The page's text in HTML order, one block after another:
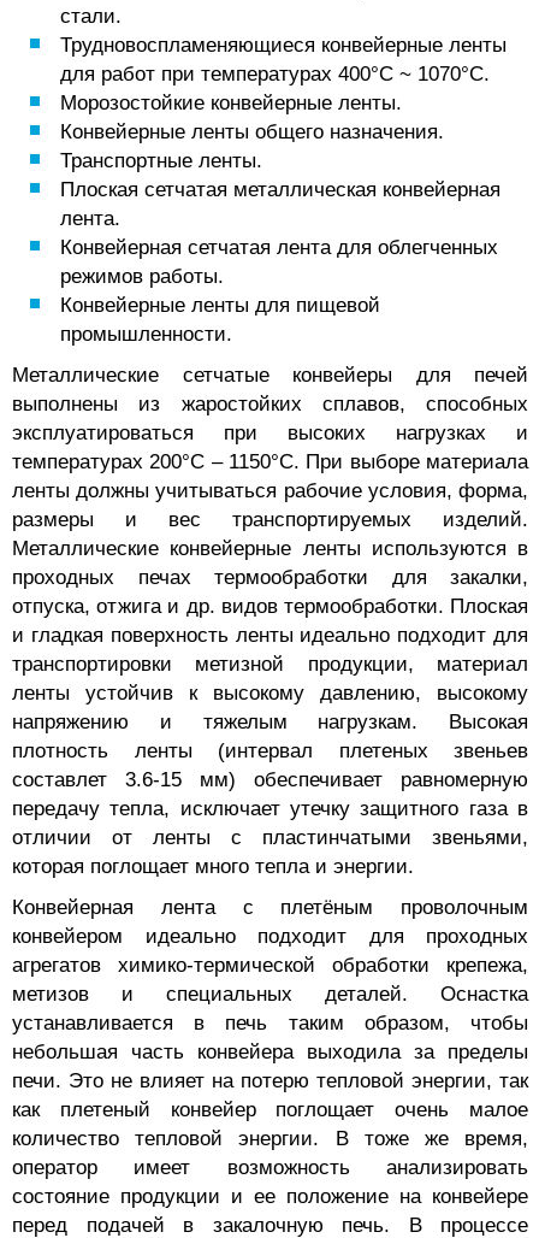
стали.
Трудновоспламеняющиеся конвейерные ленты
для работ при температурах 400°C ~ 1070°C.
Морозостойкие конвейерные ленты.
Конвейерные ленты общего назначения.
Транспортные ленты.
Плоская сетчатая металлическая конвейерная
лента.
Конвейерная сетчатая лента для облегченных
режимов работы.
Конвейерные ленты для пищевой
промышленности.
Металлические сетчатые конвейеры для печей
выполнены из жаростойких сплавов, способных
эксплуатироваться при высоких нагрузках и
температурах 200°C – 1150°C. При выборе материала
ленты должны учитываться рабочие условия, форма,
размеры и вес транспортируемых изделий.
Металлические конвейерные ленты используются в
проходных печах термообработки для закалки,
отпуска, отжига и др. видов термообработки. Плоская
и гладкая поверхность ленты идеально подходит для
транспортировки метизной продукции, материал
ленты устойчив к высокому давлению, высокому
напряжению и тяжелым нагрузкам. Высокая
плотность ленты (интервал плетеных звеньев
составлет 3.6-15 мм) обеспечивает равномерную
передачу тепла, исключает утечку защитного газа в
отличии от ленты с пластинчатыми звеньями,
которая поглощает много тепла и энергии.
Конвейерная лента с плетёным проволочным
конвейером идеально подходит для проходных
агрегатов химико-термической обработки крепежа,
метизов и специальных деталей. Оснастка
устанавливается в печь таким образом, чтобы
небольшая часть конвейера выходила за пределы
печи. Это не влияет на потерю тепловой энергии, так
как плетеный конвейер поглощает очень малое
количество тепловой энергии. В тоже же время,
оператор имеет возможность анализировать
состояние продукции и ее положение на конвейере
перед подачей в закалочную печь. В процессе